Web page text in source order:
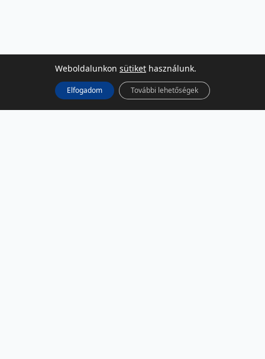
Weboldalunkon sütiket használunk.
Elfogadom További lehetőségek